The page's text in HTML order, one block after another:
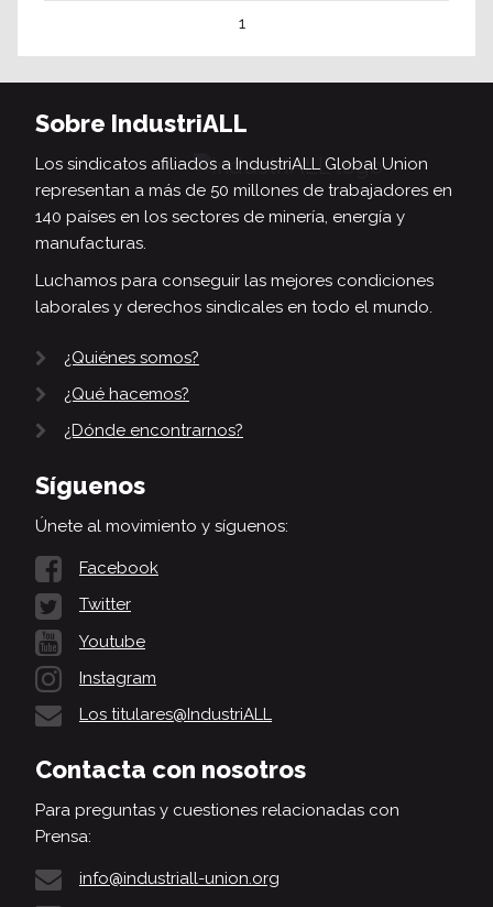
1
Sobre IndustriALL
Los sindicatos afiliados a IndustriALL Global Union
representan a más de 50 millones de trabajadores en
140 países en los sectores de minería, energía y
manufacturas.
Luchamos para conseguir las mejores condiciones
laborales y derechos sindicales en todo el mundo.
¿Quiénes somos?
¿Qué hacemos?
¿Dónde encontrarnos?
Síguenos
Únete al movimiento y síguenos:
Facebook
Twitter
Youtube
Instagram
Los titulares@IndustriALL
Contacta con nosotros
Para preguntas y cuestiones relacionadas con
Prensa:
info@industriall-union.org